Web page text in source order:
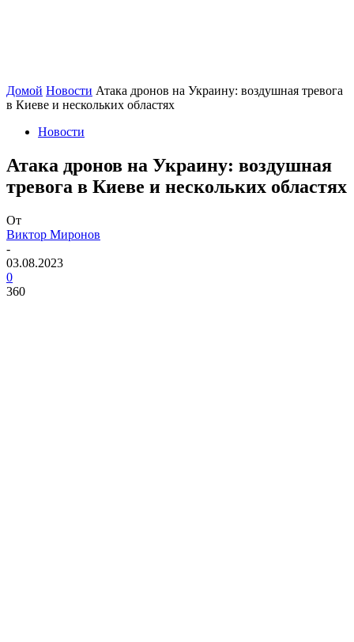
Домой Новости Атака дронов на Украину: воздушная тревога
в Киеве и нескольких областях
Новости
Атака дронов на Украину: воздушная
тревога в Киеве и нескольких областях
От
Виктор Миронов
-
03.08.2023
0
360